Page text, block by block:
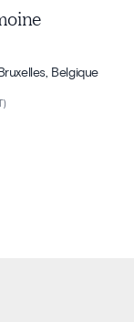
Belgique